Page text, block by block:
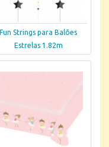
Fun Strings para Balões
Estrelas 1.82m